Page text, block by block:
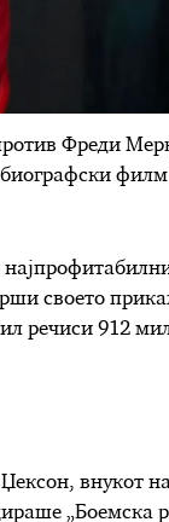
Фреди
своето
речиси 912
внукот
„Боемска